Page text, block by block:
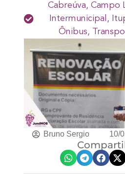
Cabreúva, Campo
Intermunicipal ,
Ônibus,
Bruno Sergio 10/